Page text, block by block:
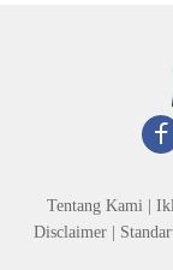
Tentang Kami |
Disclaimer|